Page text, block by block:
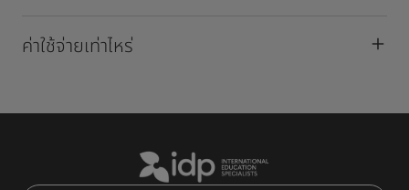
ค่าใช้จ่ายเท่าไหร่